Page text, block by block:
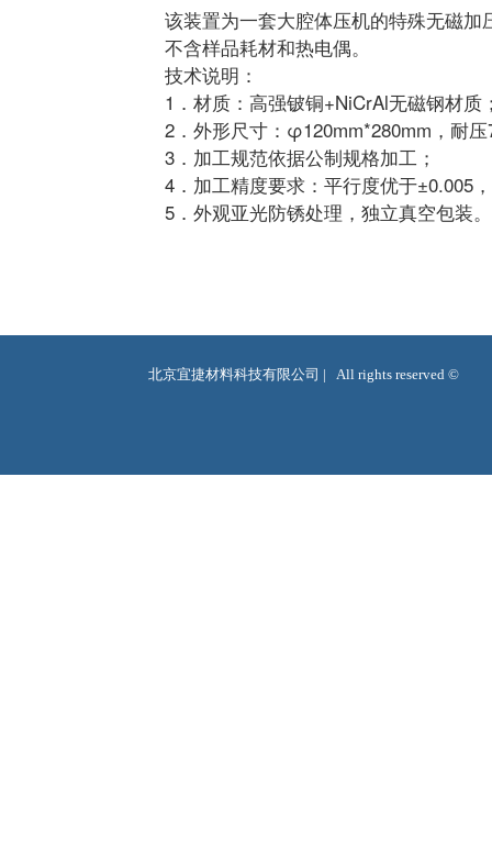
该装置为一套大腔体压机的特殊无磁
不含样品耗材和热电偶。
技术说明：
1．材质：高强铍铜+NiCrAl无磁钢材
2．外形尺寸：φ120mm*280mm，耐
3．加工规范依据公制规格加工；
4．加工精度要求：平行度优于±0.005
5．外观亚光防锈处理，独立真空包装。
北京宜捷材料科技有限公司 |   All rights reserved ©